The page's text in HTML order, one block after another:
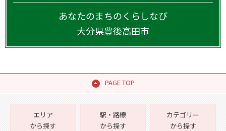
あなたのまちのくらしなび
大分県豊後高田市
PAGE TOP
エリア
から探す
駅・路線
から探す
カテゴリー
から探す